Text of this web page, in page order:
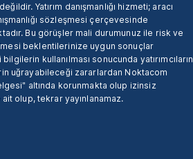
Yatırım danışmanlığı hizmeti; aracı
sözleşmesi çerçevesinde
Bu görüşler mali durumunuz ile risk ve
beklentilerinize uygun sonuçlar
kullanılması sonucunda yatırımcıların
uğrayabileceği zararlardan Noktacom
altında korunmakta olup izinsiz
olup, tekrar yayınlanamaz.